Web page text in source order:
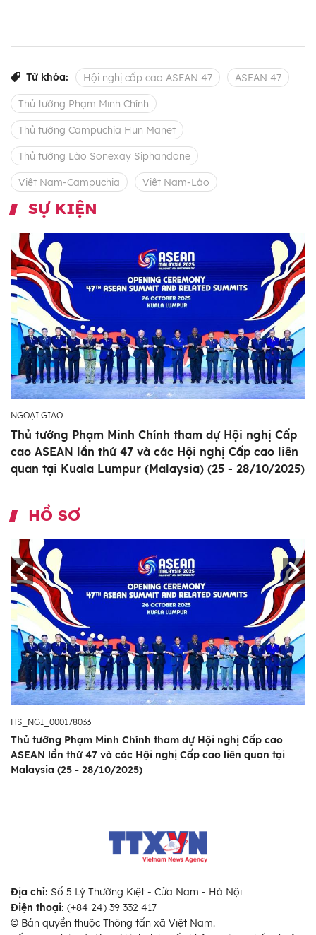
Từ khóa: Hội nghị cấp cao ASEAN 47 ASEAN 47
Thủ tướng Phạm Minh Chính
Thủ tướng Campuchia Hun Manet
Thủ tướng Lào Sonexay Siphandone
Việt Nam-Campuchia Việt Nam-Lào
SỰ KIỆN
NGOẠI GIAO
Thủ tướng Phạm Minh Chính tham dự Hội nghị Cấp
cao ASEAN lần thứ 47 và các Hội nghị Cấp cao liên
quan tại Kuala Lumpur (Malaysia) (25 - 28/10/2025)
HỒ SƠ
HS_NGI_000178033
Thủ tướng Phạm Minh Chính tham dự Hội nghị Cấp cao
ASEAN lần thứ 47 và các Hội nghị Cấp cao liên quan tại
Malaysia (25 - 28/10/2025)
Địa chỉ: Số 5 Lý Thường Kiệt - Cửa Nam - Hà Nội
Điện thoại: (+84 24) 39 332 417
© Bản quyền thuộc Thông tấn xã Việt Nam.